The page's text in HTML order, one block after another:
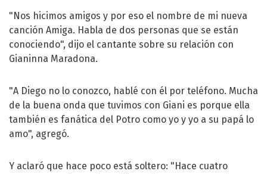
"Nos hicimos amigos y por eso el nombre de mi nueva
canción Amiga. Habla de dos personas que se están
conociendo", dijo el cantante sobre su relación con
Gianinna Maradona.
"A Diego no lo conozco, hablé con él por teléfono. Mucha
de la buena onda que tuvimos con Giani es porque ella
también es fanática del Potro como yo y yo a su papá lo
amo", agregó.
Y aclaró que hace poco está soltero: "Hace cuatro